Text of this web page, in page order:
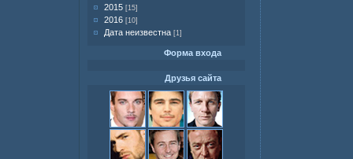
2015 [15]
2016 [10]
Дата неизвестна [1]
Форма входа
Друзья сайта